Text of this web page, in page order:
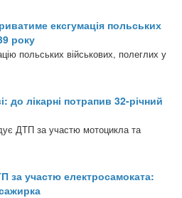
ексгумація польських
року
польських військових, полеглих у
до лікарні потрапив 32-річний
ДТП за участю мотоцикла та
за участю електросамоката: